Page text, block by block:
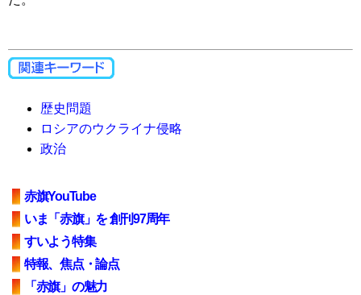
歴史問題
ロシアのウクライナ侵略
政治
赤旗YouTube
いま「赤旗」を 創刊97周年
すいよう特集
特報、焦点・論点
「赤旗」の魅力